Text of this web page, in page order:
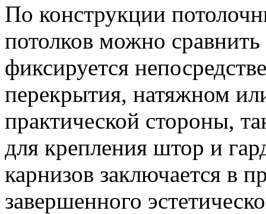
По конструкции
потолков можно
фиксируется
перекрытия, натяжном
практической стороны,
для крепления штор и
карнизов заключается в
завершенного